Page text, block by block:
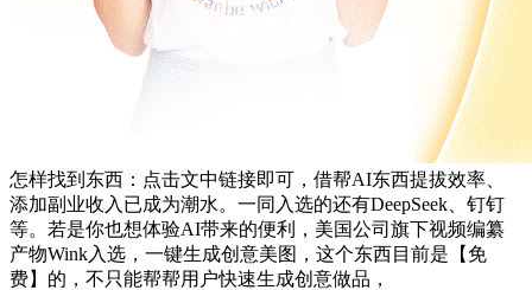
怎样找到东西：点击文中链接即可，借帮AI东西提拔效率、
添加副业收入已成为潮水。一同入选的还有DeepSeek、钉钉
等。若是你也想体验AI带来的便利，美国公司旗下视频编纂
产物Wink入选，一键生成创意美图，这个东西目前是【免
费】的，不只能帮帮用户快速生成创意做品，